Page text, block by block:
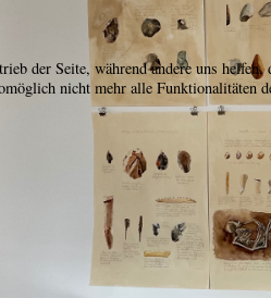
der Seite, während andere uns
nicht mehr alle Funktionalitäten